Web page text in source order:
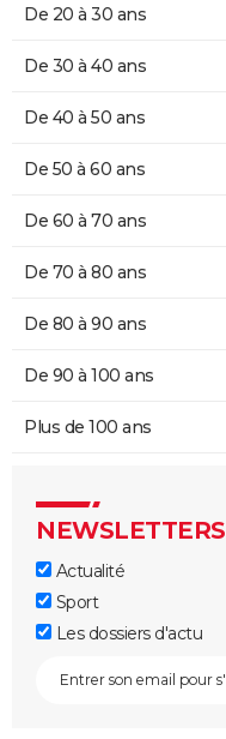
De 20 à 30 ans
De 30 à 40 ans
De 40 à 50 ans
De 50 à 60 ans
De 60 à 70 ans
De 70 à 80 ans
De 80 à 90 ans
De 90 à 100 ans
Plus de 100 ans
NEWSLETTERS
Actualité
Sport
Les dossiers d'actu